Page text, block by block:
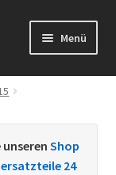
Menü
Shop
24